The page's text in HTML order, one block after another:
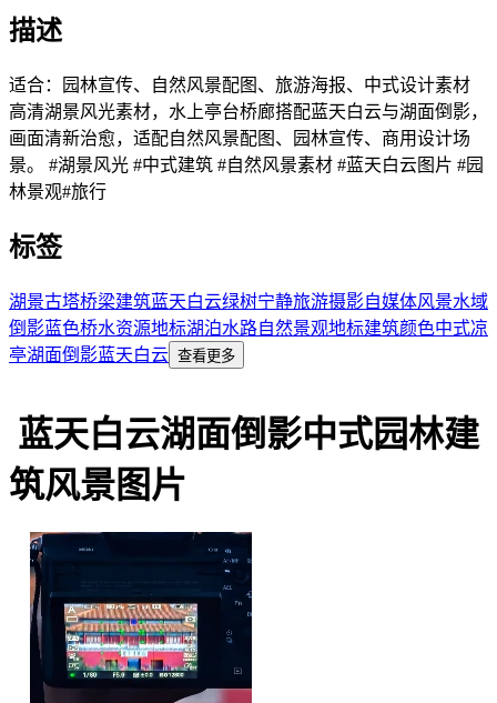
描述
适合：园林宣传、自然风景配图、旅游海报、中式设计素材
高清湖景风光素材，水上亭台桥廊搭配蓝天白云与湖面倒影，
画面清新治愈，适配自然风景配图、园林宣传、商用设计场
景。 #湖景风光 #中式建筑 #自然风景素材 #蓝天白云图片 #园
林景观#旅行
标签
湖景古塔桥梁建筑蓝天白云绿树宁静旅游摄影自媒体风景水域
倒影蓝色桥水资源地标湖泊水路自然景观地标建筑颜色中式凉
亭湖面倒影蓝天白云 查看更多
蓝天白云湖面倒影中式园林建
筑风景图片